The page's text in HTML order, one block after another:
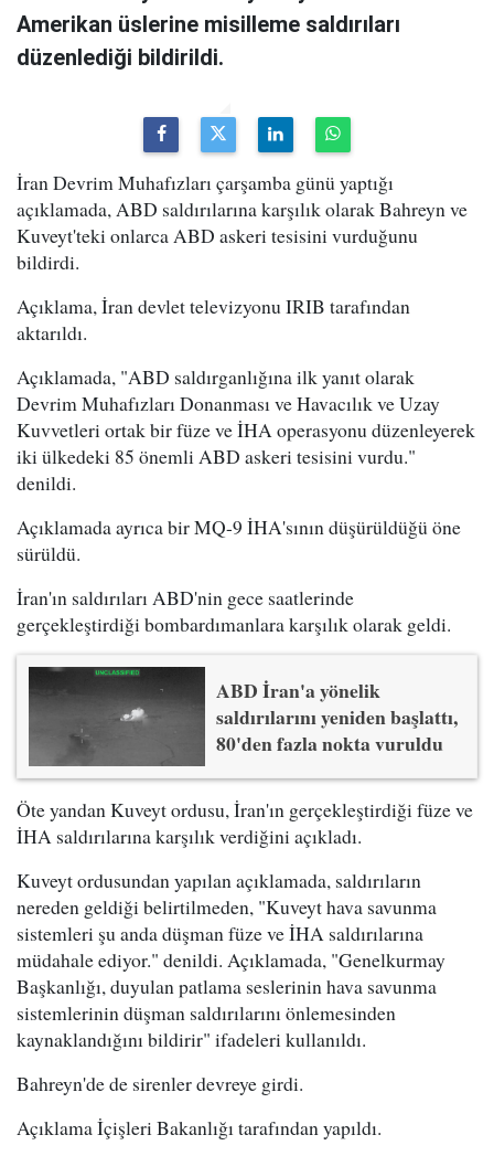
Amerikan üslerine misilleme saldırıları
düzenlediği bildirildi.
İran Devrim Muhafızları çarşamba günü yaptığı
açıklamada, ABD saldırılarına karşılık olarak Bahreyn ve
Kuveyt'teki onlarca ABD askeri tesisini vurduğunu
bildirdi.
Açıklama, İran devlet televizyonu IRIB tarafından
aktarıldı.
Açıklamada, "ABD saldırganlığına ilk yanıt olarak
Devrim Muhafızları Donanması ve Havacılık ve Uzay
Kuvvetleri ortak bir füze ve İHA operasyonu düzenleyerek
iki ülkedeki 85 önemli ABD askeri tesisini vurdu."
denildi.
Açıklamada ayrıca bir MQ-9 İHA'sının düşürüldüğü öne
sürüldü.
İran'ın saldırıları ABD'nin gece saatlerinde
gerçekleştirdiği bombardımanlara karşılık olarak geldi.
ABD İran'a yönelik
saldırılarını yeniden başlattı,
80'den fazla nokta vuruldu
Öte yandan Kuveyt ordusu, İran'ın gerçekleştirdiği füze ve
İHA saldırılarına karşılık verdiğini açıkladı.
Kuveyt ordusundan yapılan açıklamada, saldırıların
nereden geldiği belirtilmeden, "Kuveyt hava savunma
sistemleri şu anda düşman füze ve İHA saldırılarına
müdahale ediyor." denildi. Açıklamada, "Genelkurmay
Başkanlığı, duyulan patlama seslerinin hava savunma
sistemlerinin düşman saldırılarını önlemesinden
kaynaklandığını bildirir" ifadeleri kullanıldı.
Bahreyn'de de sirenler devreye girdi.
Açıklama İçişleri Bakanlığı tarafından yapıldı.